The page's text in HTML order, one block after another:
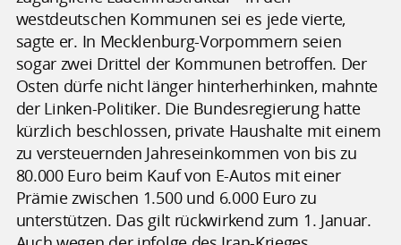
westdeutschen Kommunen sei es jede vierte,
sagte er. In Mecklenburg-Vorpommern seien
sogar zwei Drittel der Kommunen betroffen. Der
Osten dürfe nicht länger hinterherhinken, mahnte
der Linken-Politiker. Die Bundesregierung hatte
kürzlich beschlossen, private Haushalte mit einem
zu versteuernden Jahreseinkommen von bis zu
80.000 Euro beim Kauf von E-Autos mit einer
Prämie zwischen 1.500 und 6.000 Euro zu
unterstützen. Das gilt rückwirkend zum 1. Januar.